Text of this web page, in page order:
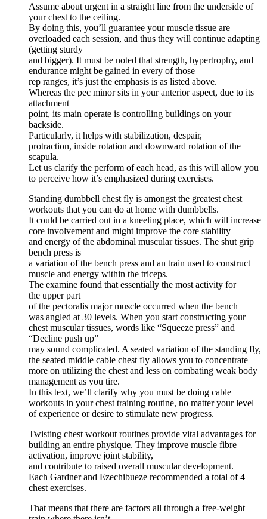
Assume about urgent in a straight line from the underside of
your chest to the ceiling.
By doing this, you’ll guarantee your muscle tissue are
overloaded each session, and thus they will continue adapting
(getting sturdy
and bigger). It must be noted that strength, hypertrophy, and
endurance might be gained in every of those
rep ranges, it’s just the emphasis is as listed above.
Whereas the pec minor sits in your anterior aspect, due to its
attachment
point, its main operate is controlling buildings on your
backside.
Particularly, it helps with stabilization, despair,
protraction, inside rotation and downward rotation of the
scapula.
Let us clarify the perform of each head, as this will allow you
to perceive how it’s emphasized during exercises.
Standing dumbbell chest fly is amongst the greatest chest
workouts that you can do at home with dumbbells.
It could be carried out in a kneeling place, which will increase
core involvement and might improve the core stability
and energy of the abdominal muscular tissues. The shut grip
bench press is
a variation of the bench press and an train used to construct
muscle and energy within the triceps.
The examine found that essentially the most activity for
the upper part
of the pectoralis major muscle occurred when the bench
was angled at 30 levels. When you start constructing your
chest muscular tissues, words like “Squeeze press” and
“Decline push up”
may sound complicated. A seated variation of the standing fly,
the seated middle cable chest fly allows you to concentrate
more on utilizing the chest and less on combating weak body
management as you tire.
In this text, we’ll clarify why you must be doing cable
workouts in your chest training routine, no matter your level
of experience or desire to stimulate new progress.
Twisting chest workout routines provide vital advantages for
building an entire physique. They improve muscle fibre
activation, improve joint stability,
and contribute to raised overall muscular development.
Each Gardner and Ezechibueze recommended a total of 4
chest exercises.
That means that there are factors all through a free-weight